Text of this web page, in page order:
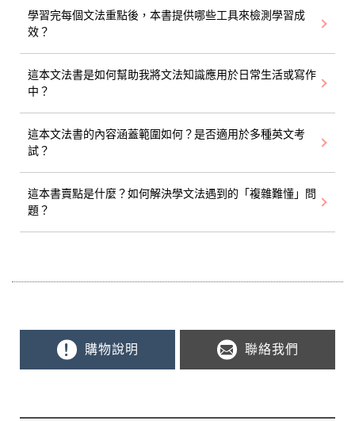
學習完每個文法重點後，本書提供哪些工具來檢測學習成
效？
這本文法書是如何幫助我將文法知識應用於日常生活或寫作
中？
這本文法書的內容涵蓋範圍如何？是否適用於多種英文考
試？
這本書賣點是什麼？如何解決學文法遇到的「複雜難懂」問
題？
購物說明 聯絡我們